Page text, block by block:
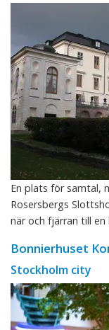
En plats för samtal,
Rosersbergs
när och fjärran till
Bonnierhuset
Stockholm city